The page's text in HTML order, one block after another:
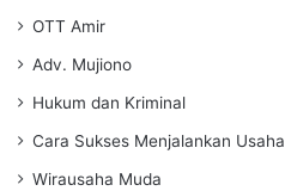
OTT Amir
Adv. Mujiono
Hukum dan Kriminal
Cara Sukses Menjalankan Usaha
Wirausaha Muda